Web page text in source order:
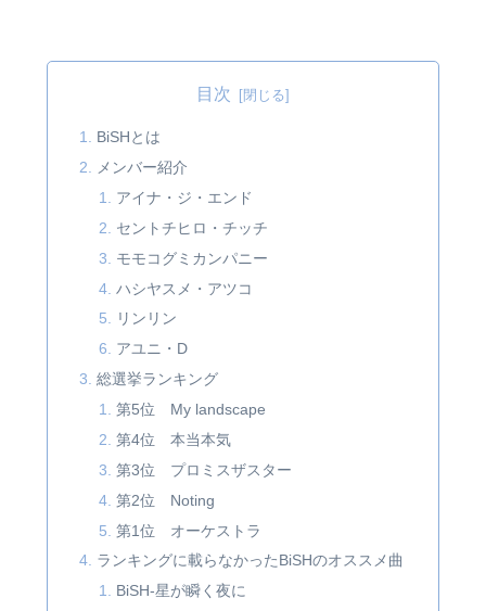
目次
BiSHとは
メンバー紹介
アイナ・ジ・エンド
セントチヒロ・チッチ
モモコグミカンパニー
ハシヤスメ・アツコ
リンリン
アユニ・D
総選挙ランキング
第5位 My landscape
第4位 本当本気
第3位 プロミスザスター
第2位 Noting
第1位 オーケストラ
ランキングに載らなかったBiSHのオススメ曲
BiSH-星が瞬く夜に